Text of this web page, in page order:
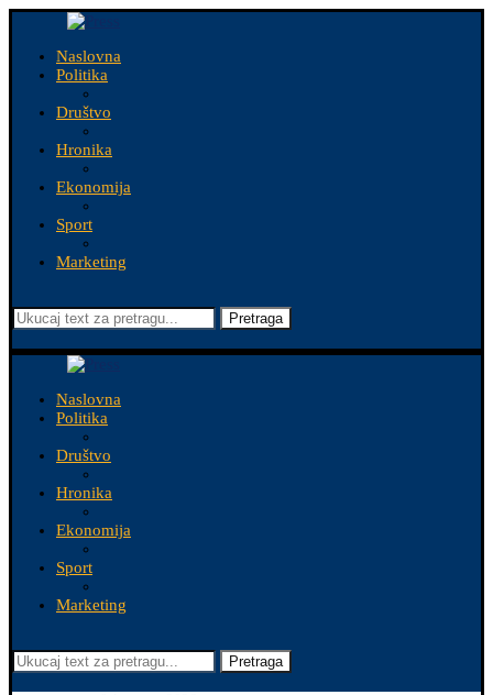
Naslovna
Politika
Društvo
Hronika
Ekonomija
Sport
Marketing
Pretraga
Naslovna
Politika
Društvo
Hronika
Ekonomija
Sport
Marketing
Pretraga